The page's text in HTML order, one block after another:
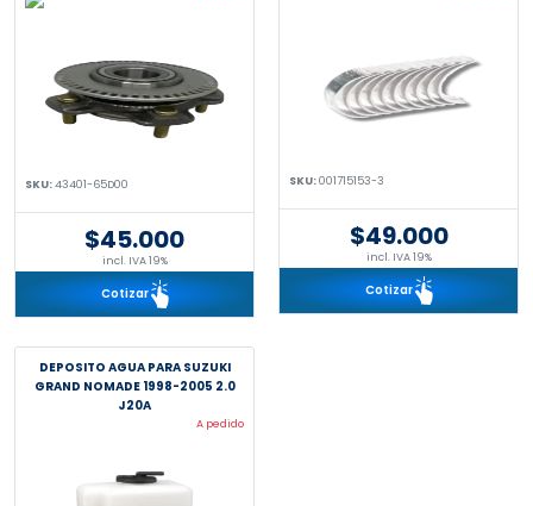
SKU:43401-65D00
$45.000
incl. IVA 19%
Cotizar
SKU:001715153-3
$49.000
incl. IVA 19%
Cotizar
DEPOSITO AGUA PARA SUZUKI
GRAND NOMADE 1998-2005 2.0
J20A
A pedido